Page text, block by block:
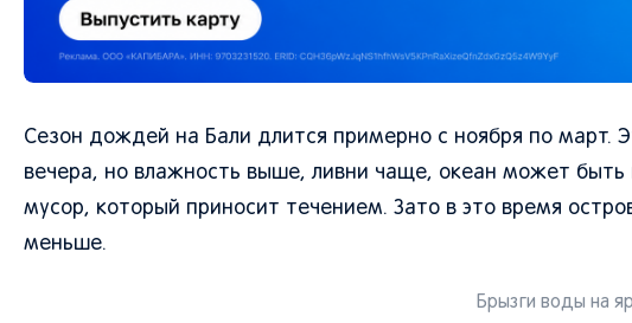
Сезон дождей на Бали длится примерно с ноября по
вечера, но влажность выше, ливни чаще, океан может
мусор, который приносит течением. Зато в это время
меньше.
Брызги воды на